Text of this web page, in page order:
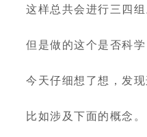
这样总共会进行三四组
但是做的这个是否科学
今天仔细想了想，发
比如涉及下面的概念。